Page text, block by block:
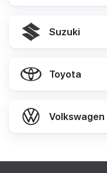
Suzuki
Toyota
Volkswagen